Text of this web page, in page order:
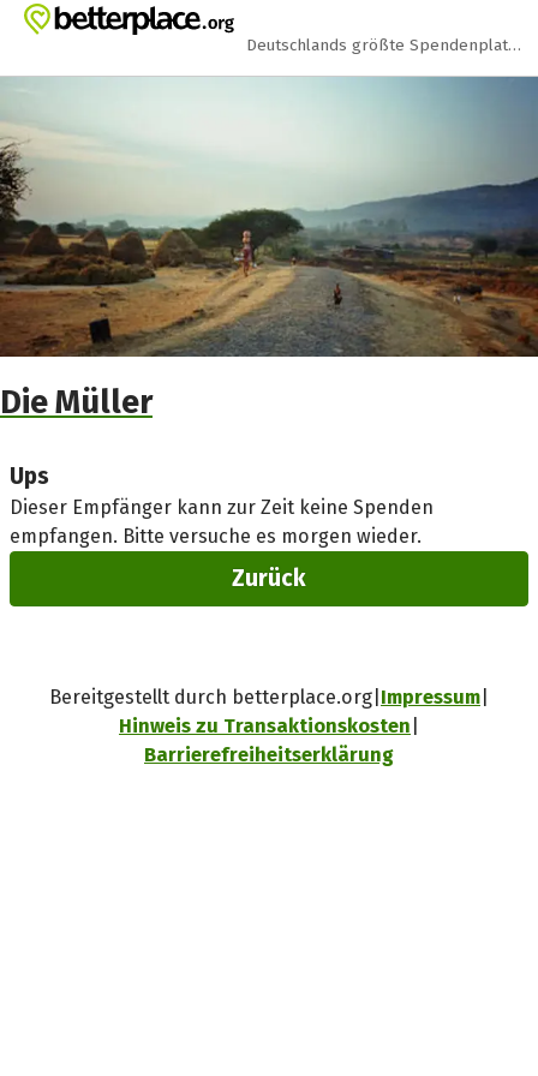
Zum Hauptinhalt springen
Erklärung zur Barrierefreiheit anzeigen
Deutschlands größte Spendenplattform
Die Müller
Ups
Dieser Empfänger kann zur Zeit keine Spenden
empfangen. Bitte versuche es morgen wieder.
Zurück
Bereitgestellt durch betterplace.org Impressum
Hinweis zu Transaktionskosten
Barrierefreiheitserklärung